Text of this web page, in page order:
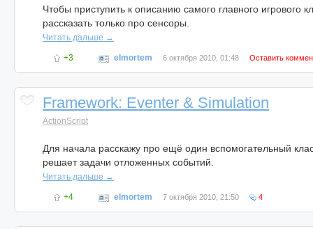
Чтобы приступить к описанию самого главного игрового
рассказать только про сенсоры.
Читать дальше →
+3 elmortem 6 октября 2010, 01:48 Оставить
Framework: Eventer & Simulation
ActionScript
Для начала расскажу про ещё один вспомогательный
решает задачи отложенных событий.
Читать дальше →
+4 elmortem 7 октября 2010, 21:50 4